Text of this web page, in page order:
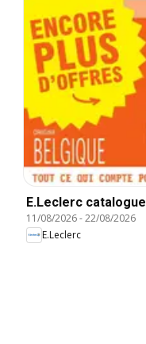
E.Leclerc catalogue
11/08/2026-22/08/2026
E.Leclerc